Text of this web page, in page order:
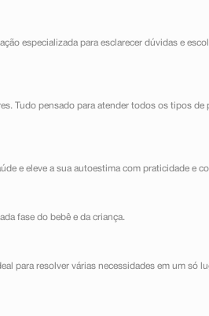
especializada para esclarecer dúvidas e
Tudo pensado para atender todos os tipos de
e eleve a sua autoestima com praticidade e
fase do bebê e da criança.
para resolver várias necessidades em um só